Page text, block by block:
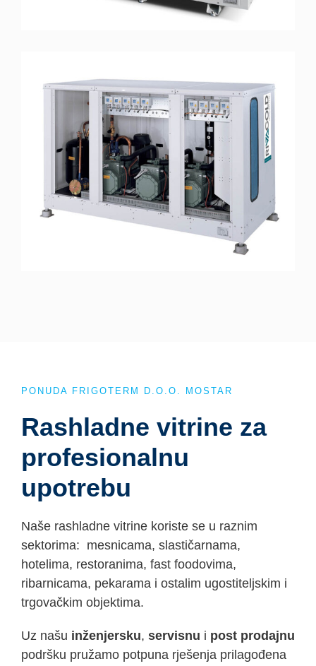
PONUDA FRIGOTERM D.O.O. MOSTAR
Rashladne vitrine za
profesionalnu
upotrebu
Naše rashladne vitrine koriste se u raznim
sektorima: mesnicama, slastičarnama,
hotelima, restoranima, fast foodovima,
ribarnicama, pekarama i ostalim ugostiteljskim i
trgovačkim objektima.
Uz našu inženjersku, servisnu i post prodajnu
podršku pružamo potpuna rješenja prilagođena